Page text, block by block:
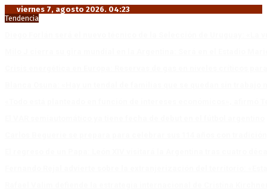
viernes 7, agosto 2026. 04:23
Tendencia